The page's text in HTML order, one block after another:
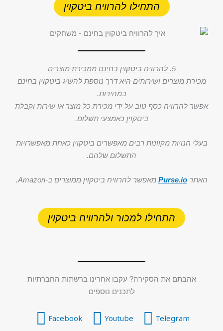
התחילו להרוויח ביטקוין
5. להרוויח ביטקוין בחינם ממכירת מוצרים
מכירת מוצרים ושירותים היא דרך נוספת להשיג ביטקוין בחינם
במהירות.
אפשר להרוויח כסף טוב על ידי מכירת כל מוצר או שירות וקבלת
ביטקוין כאמצעי תשלום.
בעלי חנויות מקוונות רבים מאפשרים ביטקוין כאחת מאפשרויות
התשלום שלהם.
האתרPurse.io מאפשר להרוויח ביטקוין ממוצרים ב-Amazon.
התחילו למכור ולהרוויח ביטקוין
אהבתם את הסקירה? עקבו אחרינו ברשתות החברתיות
לתכנים נוספים
Telegram
Youtube
Facebook